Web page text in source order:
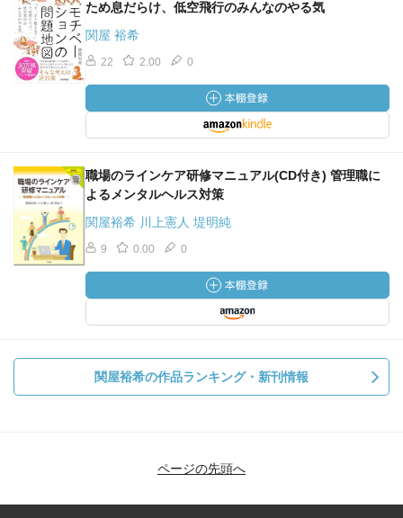
ため息だらけ、低空飛行のみんなのやる気
関屋 裕希
22 2.00 0
職場のラインケア研修マニュアル(CD付き) 管理職に
よるメンタルヘルス対策
関屋裕希 川上憲人 堤明純
9 0.00 0
関屋裕希の作品ランキング・新刊情報
ページの先頭へ